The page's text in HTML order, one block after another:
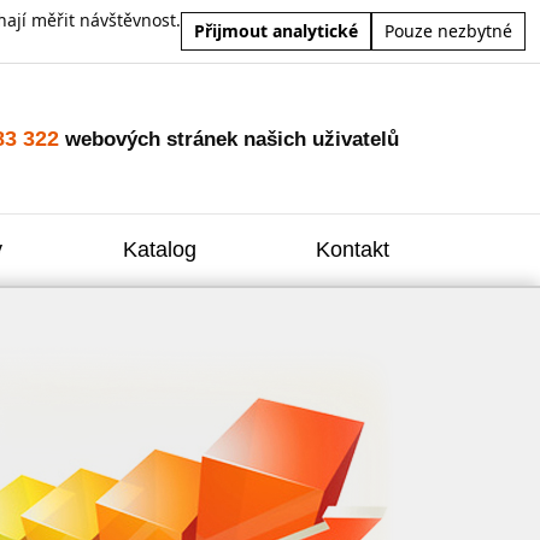
měřit návštěvnost.
Přijmout analytické Pouze nezbytné
322 webových stránek našich uživatelů
Katalog Kontakt